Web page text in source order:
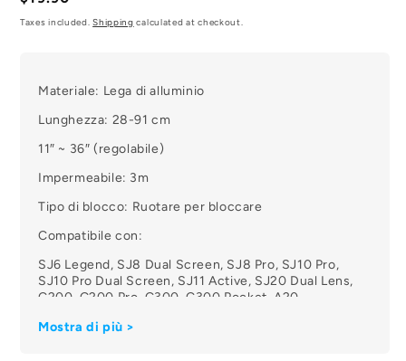
normale
Taxes included.Shipping calculated at checkout.
Materiale: Lega di alluminio
Lunghezza: 28-91 cm
11″ ~ 36″ (regolabile)
Impermeabile: 3m
Tipo di blocco: Ruotare per bloccare
Compatibile con:
SJ6 Legend, SJ8 Dual Screen, SJ8 Pro, SJ10 Pro,
SJ10 Pro Dual Screen, SJ11 Active, SJ20 Dual Lens,
C200, C200 Pro, C300, C300 Pocket, A20
Mostra di più >